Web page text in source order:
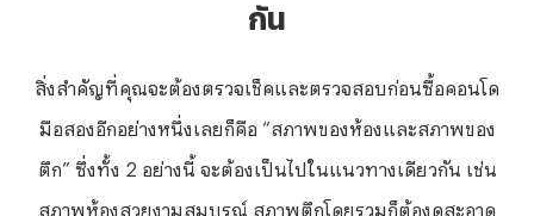
กัน
สิ่งสำคัญที่คุณจะต้องตรวจเช็คและตรวจสอบก่อนซื้อคอนโด
มือสองอีกอย่างหนึ่งเลยก็คือ “สภาพของห้องและสภาพของ
ตึก” ซึ่งทั้ง 2 อย่างนี้ จะต้องเป็นไปในแนวทางเดียวกัน เช่น
สภาพห้องสวยงามสมบูรณ์ สภาพตึกโดยรวมก็ต้องดูสะอาด